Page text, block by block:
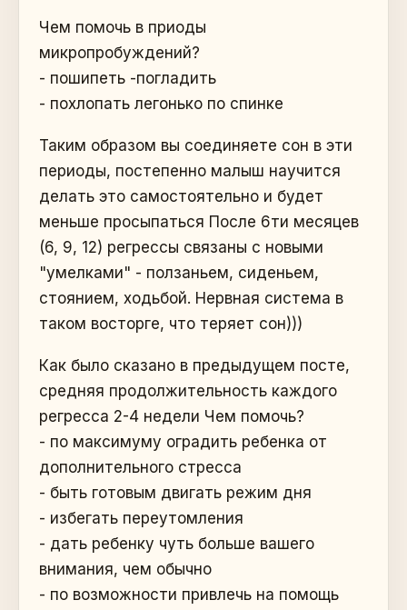
Чем помочь в приоды
микропробуждений?
- пошипеть -погладить
- похлопать легонько по спинке
Таким образом вы соединяете сон в эти
периоды, постепенно малыш научится
делать это самостоятельно и будет
меньше просыпаться После 6ти месяцев
(6, 9, 12) регрессы связаны с новыми
"умелками" - ползаньем, сиденьем,
стоянием, ходьбой. Нервная система в
таком восторге, что теряет сон)))
Как было сказано в предыдущем посте,
средняя продолжительность каждого
регресса 2-4 недели Чем помочь?
- по максимуму оградить ребенка от
дополнительного стресса
- быть готовым двигать режим дня
- избегать переутомления
- дать ребенку чуть больше вашего
внимания, чем обычно
- по возможности привлечь на помощь